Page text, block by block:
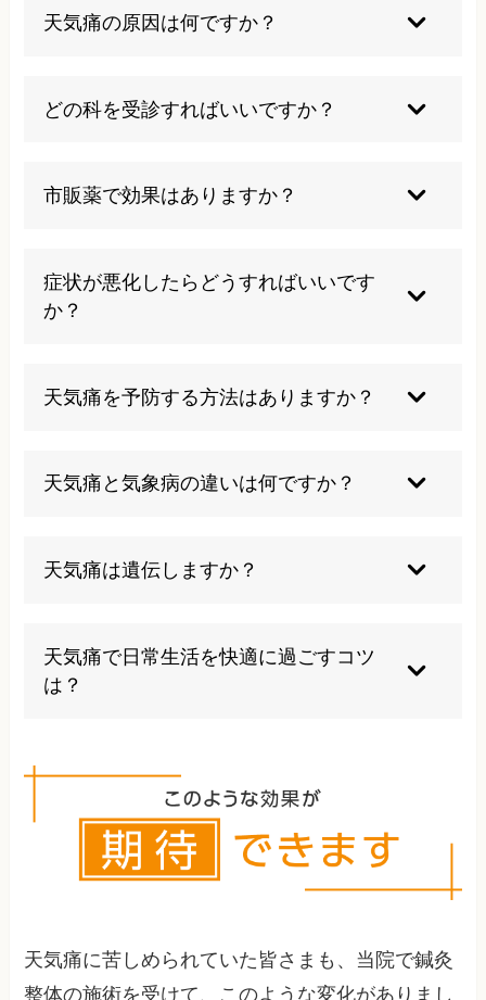
を使い続けることは避けましょう。生活リズムを
崩すことも症状悪化の原因になります。
天気痛の原因は何ですか？
内耳の過敏性が主な原因です。ストレスや生活習
慣の乱れも影響します。
どの科を受診すればいいですか？
ど、症状に応じて専門科を選ぶと良いでしょう。
気象病外来がある病院もあります。
市販薬で効果はありますか？
決にはなりにくいです。継続的な改善には専門的
な治療が必要です。
症状が悪化したらどうすればいいです
か？
受診してください。我慢せずに適切な対処を行う
ことが重要です。
天気痛を予防する方法はありますか？
どで自律神経を整えることが予防に役立ちます。
天気予報をチェックして早めの対策も効果的で
天気痛と気象病の違いは何ですか？
込みなどが主な症状です。気象病はより広い概念
で、様々な体調不良を含みます。
天気痛は遺伝しますか？
が、体質的に似た症状が出やすい家族もいます。
環境要因も大きく影響します。
天気痛で日常生活を快適に過ごすコツ
は？
ら無理をせず、早めに休息やセルフケアを取り入
れると良いでしょう。
天気痛に苦しめられていた皆さまも、当院で鍼灸
整体の施術を受けて、このような変化がありまし